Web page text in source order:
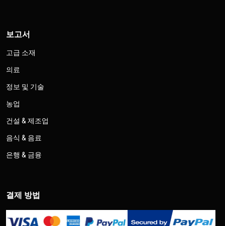
보고서
고급 소재
의료
정보 및 기술
농업
건설 & 제조업
음식 & 음료
은행 & 금융
결제 방법